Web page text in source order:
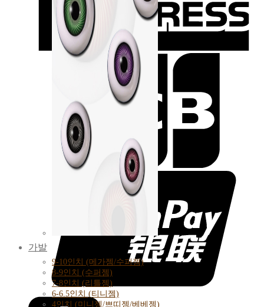
가발
9-10인치 (메가젬/수퍼젬)
8-9인치 (수퍼젬)
7-8인치 (리틀젬)
6-6.5인치 (티니젬)
4인치 (미니젬/쁘띠젬/베베젬)